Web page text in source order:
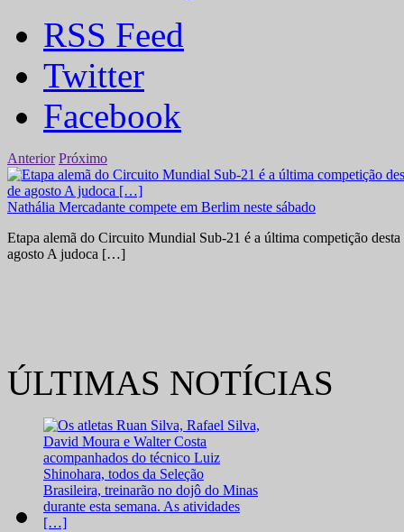
RSS Feed
Twitter
Facebook
Anterior Próximo
Nathália Mercadante compete em Berlim neste sábado
Etapa alemã do Circuito Mundial Sub-21 é a última competição
agosto A judoca […]
ÚLTIMAS NOTÍCIAS